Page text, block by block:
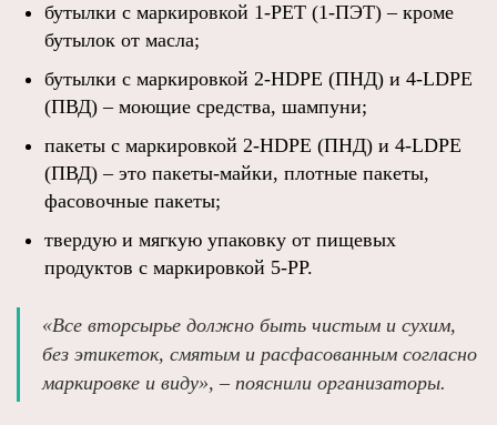
бутылки с маркировкой 1-PET (1-ПЭТ) – кроме
бутылок от масла;
бутылки с маркировкой 2-HDPE (ПНД) и 4-LDPE
(ПВД) – моющие средства, шампуни;
пакеты с маркировкой 2-HDPE (ПНД) и 4-LDPE
(ПВД) – это пакеты-майки, плотные пакеты,
фасовочные пакеты;
твердую и мягкую упаковку от пищевых
продуктов с маркировкой 5-PP.
«Все вторсырье должно быть чистым и сухим,
без этикеток, смятым и расфасованным согласно
маркировке и виду», – пояснили организаторы.